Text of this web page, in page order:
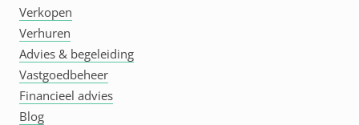
Verkopen
Verhuren
Advies & begeleiding
Vastgoedbeheer
Financieel advies
Blog